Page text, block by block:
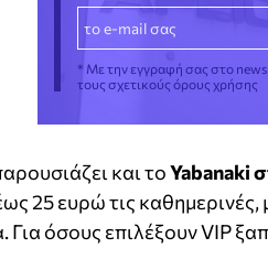
* Με την εγγραφή σας στο
τους σχετικούς όρους χρήσης
και τοYabanaki
25 ευρώ τις
όσους επιλέξουν VIP